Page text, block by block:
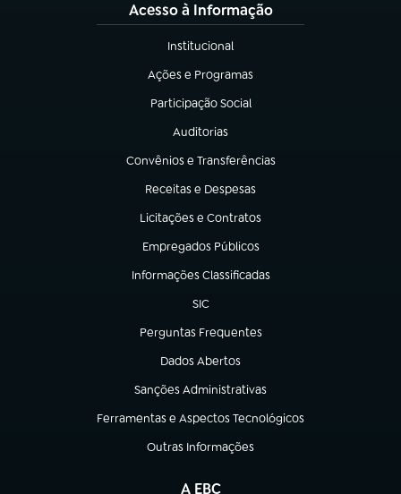
Acesso à Informação
Institucional
(abre em nova aba)
Ações e Programas
(abre em nova aba)
Participação Social
(abre em nova aba)
Auditorias
(abre em nova aba)
Convênios e Transferências
(abre em nova aba)
Receitas e Despesas
(abre em nova aba)
Licitações e Contratos
(abre em nova aba)
Empregados Públicos
(abre em nova aba)
Informações Classificadas
(abre em nova aba)
SIC
(abre em nova aba)
Perguntas Frequentes
(abre em nova aba)
Dados Abertos
(abre em nova aba)
Sanções Administrativas
(abre em nova aba)
Ferramentas e Aspectos Tecnológicos
(abre em nova aba)
Outras Informações
(abre em nova aba)
A EBC